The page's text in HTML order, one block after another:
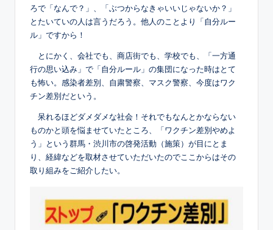
ろで「なんで？」、「ぶつからなきゃいいじゃないか？」
とたいていの人は言うだろう。他人のことより「自分ルー
ル」ですから！
とにかく、会社でも、商店街でも、学校でも、「一方通
行の思い込み」で「自分ルール」の集団になった時はとて
も怖い。感染者差別、自粛警察、マスク警察、今度はワク
チン差別だという。
呆れるほどダメダメな社会！それでもなんとかならない
ものかと頭を悩ませていたところ、「ワクチン差別やめよ
う」という群馬・渋川市の啓発活動（施策）が目にとま
り、経緯などを取材させていただいたのでここからはその
取り組みをご紹介したい。